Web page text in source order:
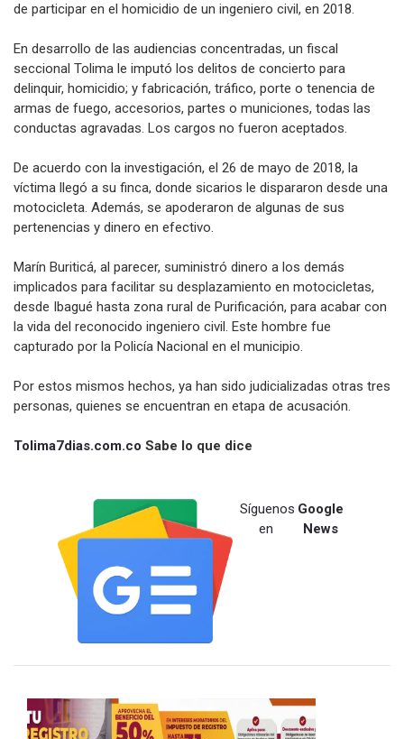
de participar en el homicidio de un ingeniero civil, en 2018.
En desarrollo de las audiencias concentradas, un fiscal
seccional Tolima le imputó los delitos de concierto para
delinquir, homicidio; y fabricación, tráfico, porte o tenencia de
armas de fuego, accesorios, partes o municiones, todas las
conductas agravadas. Los cargos no fueron aceptados.
De acuerdo con la investigación, el 26 de mayo de 2018, la
víctima llegó a su finca, donde sicarios le dispararon desde una
motocicleta. Además, se apoderaron de algunas de sus
pertenencias y dinero en efectivo.
Marín Buriticá, al parecer, suministró dinero a los demás
implicados para facilitar su desplazamiento en motocicletas,
desde Ibagué hasta zona rural de Purificación, para acabar con
la vida del reconocido ingeniero civil. Este hombre fue
capturado por la Policía Nacional en el municipio.
Por estos mismos hechos, ya han sido judicializadas otras tres
personas, quienes se encuentran en etapa de acusación.
Tolima7dias.com.co Sabe lo que dice
Síguenos
en
Google
News